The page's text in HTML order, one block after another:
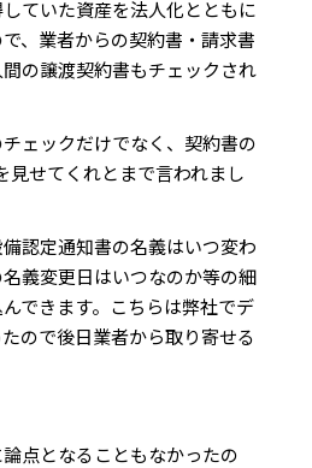
ていた資産を法人化とともに
、業者からの契約書・請求書
の譲渡契約書もチェックされ
ェックだけでなく、契約書の
せてくれとまで言われまし
認定通知書の名義はいつ変わ
義変更日はいつなのか等の細
できます。こちらは弊社でデ
ので後日業者から取り寄せる
点となることもなかったの